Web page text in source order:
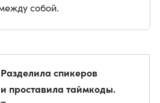
собой.
Разделила спикеров
и проставила таймкоды.